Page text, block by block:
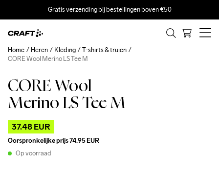
Gratis verzending bij bestellingen boven €50
CORE Wool
Merino LS Tee M
37.48 EUR
Oorspronkelijke prijs74.95 EUR
Op voorraad
Home Heren Kleding
T-shirts & truien
CORE Wool Merino LS Tee M
Outlet